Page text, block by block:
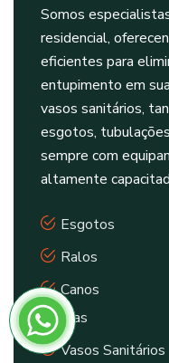
Somos
residencial,
eficientes para
entupimento em
vasos sanitários,
esgotos,
sempre com
altamente
Esgotos
Ralos
Canos
Pias
Vasos Sanitários